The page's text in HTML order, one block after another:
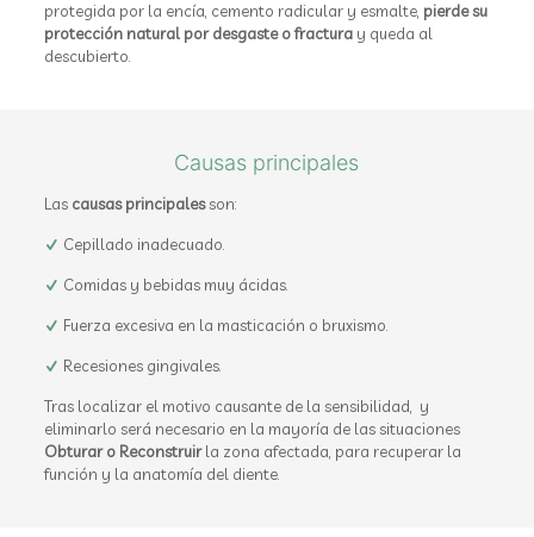
protegida por la encía, cemento radicular y esmalte, pierde su
protección natural por desgaste o fracturay queda al
descubierto.
Causas principales
Las causas principalesson:
Cepillado inadecuado.
Comidas y bebidas muy ácidas.
Fuerza excesiva en la masticación o bruxismo.
Recesiones gingivales.
Tras localizar el motivo causante de la sensibilidad, y
eliminarlo será necesario en la mayoría de las situaciones
Obturar o Reconstruirla zona afectada, para recuperar la
función y la anatomía del diente.